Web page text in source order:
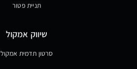
תניית פטור
שיווק אמקול
סרטון תדמית אמקול